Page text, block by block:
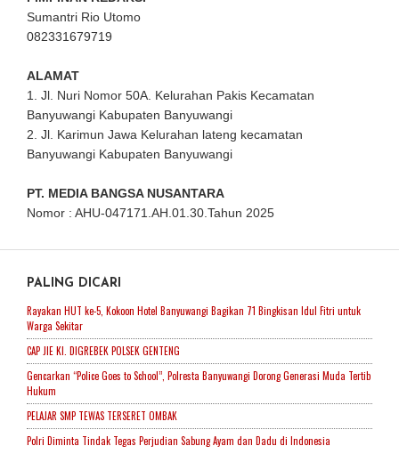
Sumantri Rio Utomo
082331679719
ALAMAT
1. Jl. Nuri Nomor 50A. Kelurahan Pakis Kecamatan
Banyuwangi Kabupaten Banyuwangi
2. Jl. Karimun Jawa Kelurahan lateng kecamatan
Banyuwangi Kabupaten Banyuwangi
PT. MEDIA BANGSA NUSANTARA
Nomor : AHU-047171.AH.01.30.Tahun 2025
PALING DICARI
Rayakan HUT ke-5, Kokoon Hotel Banyuwangi Bagikan 71 Bingkisan Idul Fitri untuk
Warga Sekitar
CAP JIE KI. DIGREBEK POLSEK GENTENG
Gencarkan “Police Goes to School”, Polresta Banyuwangi Dorong Generasi Muda Tertib
Hukum
PELAJAR SMP TEWAS TERSERET OMBAK
Polri Diminta Tindak Tegas Perjudian Sabung Ayam dan Dadu di Indonesia